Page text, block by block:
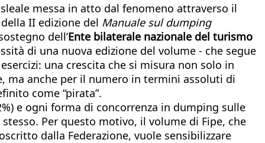
messa in atto dal fenomeno attraverso il
II edizione del Manuale sul dumping
dell’Ente bilaterale nazionale del turismo
di una nuova edizione del volume - che segue
una crescita che si misura non solo in
anche per il numero in termini assoluti di
come “pirata”.
e ogni forma di concorrenza in dumping sulle
Per questo motivo, il volume di Fipe, che
dalla Federazione, vuole sensibilizzare